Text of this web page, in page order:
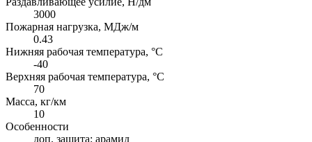
3000
Пожарная нагрузка, МДж/м
0.43
Нижняя рабочая температура, °C
-40
Верхняя рабочая температура, °C
70
Масса, кг/км
10
Особенности
доп. защита: арамид